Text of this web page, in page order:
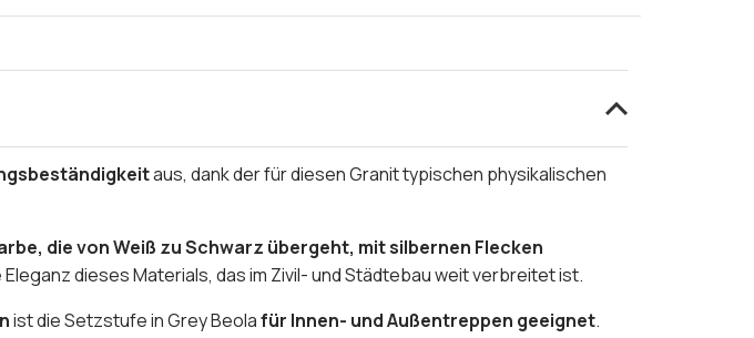
aus, dank der für diesen Granit typischen physikalischen
die von Weiß zu Schwarz übergeht, mit silbernen Flecken
dieses Materials, das im Zivil- und Städtebau weit verbreitet ist.
ist die Setzstufe in Grey Beolafür Innen- und Außentreppen geeignet.